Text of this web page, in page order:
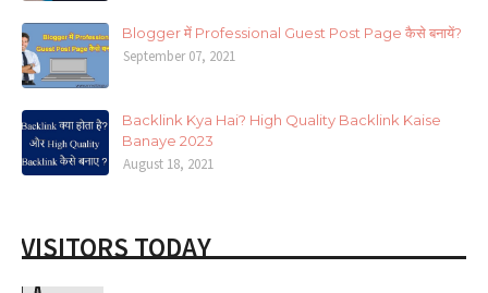
Blogger में Professional Guest Post Page कैसे बनायें?
September 07, 2021
Backlink Kya Hai? High Quality Backlink Kaise
Banaye 2023
August 18, 2021
VISITORS TODAY